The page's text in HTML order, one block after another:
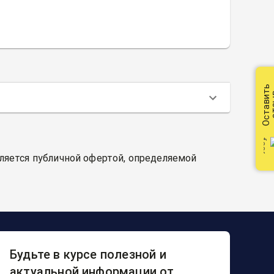
публичной офертой, определяемой
Будьте в курсе полезной и
Оставить